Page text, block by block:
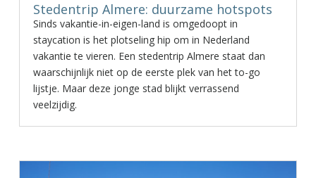
Stedentrip Almere: duurzame hotspots
Sinds vakantie-in-eigen-land is omgedoopt in
staycation is het plotseling hip om in Nederland
vakantie te vieren. Een stedentrip Almere staat dan
waarschijnlijk niet op de eerste plek van het to-go
lijstje. Maar deze jonge stad blijkt verrassend
veelzijdig.